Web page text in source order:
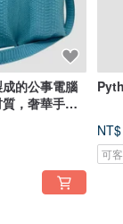
的公事電腦
，奢華手工
可